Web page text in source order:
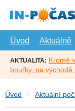
hlavní
Úvod
Aktuálně
AKTUALITA: Kromě
bouřky, na východě
Úvod Aktuální